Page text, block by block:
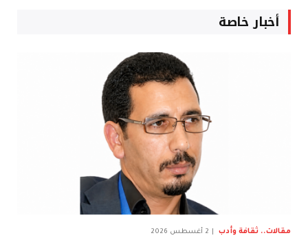
أخبار خاصة
مقالات.. ثقافة وأدب 2 أغسطس 2026